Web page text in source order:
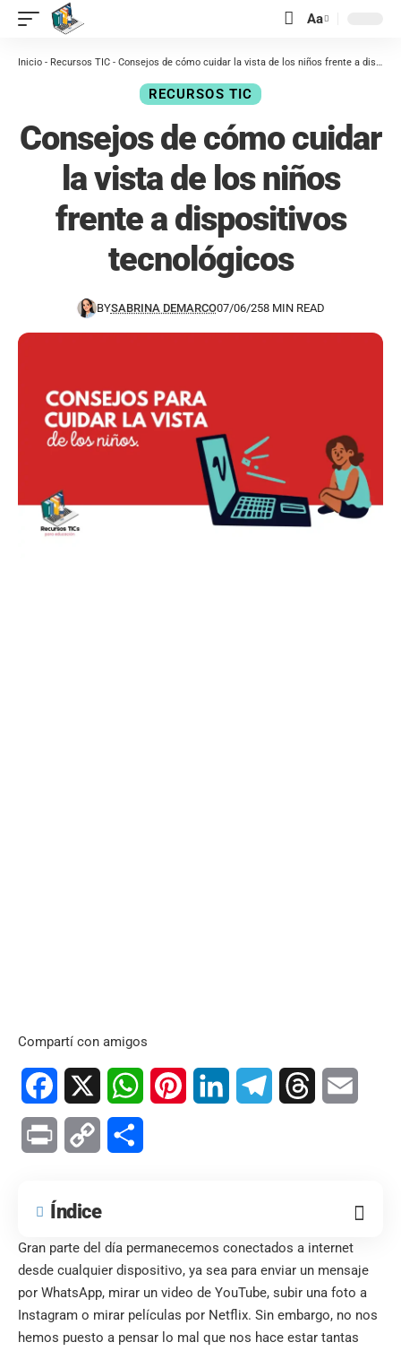
contenido Aa
Inicio - Recursos TIC - Consejos de cómo cuidar la vista de los niños frente a dispositivos tecnológicos
RECURSOS TIC
Consejos de cómo cuidar
la vista de los niños
frente a dispositivos
tecnológicos
BYSABRINA DEMARCO07/06/258 MIN READ
Compartí con amigos
Facebook WhatsAppPinterest LinkedIn TelegramThreads
Print Copy
Índice
Gran parte del día permanecemos conectados a internet
desde cualquier dispositivo, ya sea para enviar un mensaje
por WhatsApp, mirar un video de YouTube, subir una foto a
Instagram o mirar películas por Netflix. Sin embargo, no nos
hemos puesto a pensar lo mal que nos hace estar tantas